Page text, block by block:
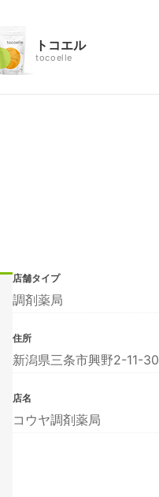
トコエル
tocoelle
店舗タイプ
調剤薬局
住所
新潟県三条市興野2-11-30
店名
コウヤ調剤薬局